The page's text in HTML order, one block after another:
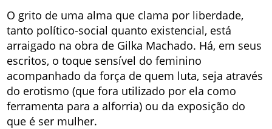
O grito de uma alma que clama por liberdade,
tanto político-social quanto existencial, está
arraigado na obra de Gilka Machado. Há, em seus
escritos, o toque sensível do feminino
acompanhado da força de quem luta, seja através
do erotismo (que fora utilizado por ela como
ferramenta para a alforria) ou da exposição do
que é ser mulher.